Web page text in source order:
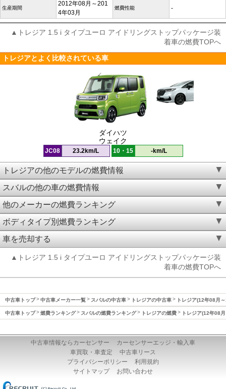
生産期間
2012年08月～201
4年03月
燃費性能 -
▲トレジア 1.5 i タイプユーロ アイドリングストップパッケージ装
着車の燃費TOPへ
トレジアとよく比較されている車
ダイハツ
ウェイク
JC08 23.2km/L 10・15 -km/L
トレジアの他のモデルの燃費情報
スバルの他の車の燃費情報
他のメーカーの燃費ランキング
ボディタイプ別燃費ランキング
車を売却する
▲トレジア 1.5 i タイプユーロ アイドリングストップパッケージ装
着車の燃費TOPへ
中古車トップ 中古車メーカー一覧 スバルの中古車 トレジアの中古車 トレジア(12年08月
中古車トップ 燃費ランキング スバルの燃費ランキング トレジアの燃費 トレジア(12年08
中古車情報ならカーセンサー
カーセンサーエッジ・輸入車
車買取・車査定
中古車リース
プライバシーポリシー
利用規約
サイトマップ
お問い合わせ